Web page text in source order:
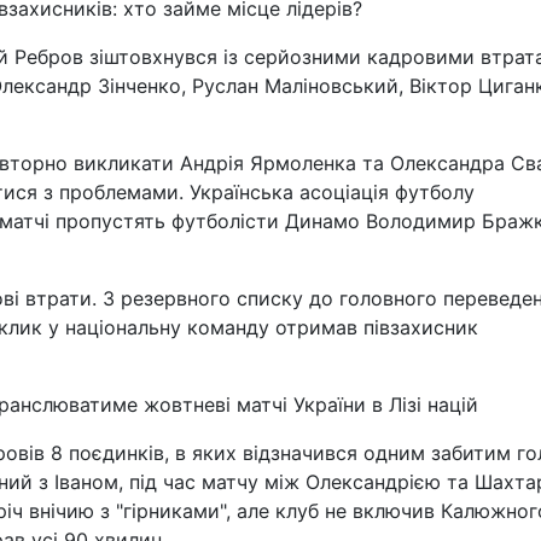
хто займе місце лідерів?
Ребров зіштовхнувся із серйозними кадровими
Зінченко, Руслан Маліновський, Віктор
викликати Андрія Ярмоленка та Олександра
з проблемами. Українська асоціація футболу
пропустять футболісти Динамо Володимир
втрати. З резервного списку до головного
у національну команду отримав півзахисник
жовтневі матчі України в Лізі націй
8 поєдинків, в яких відзначився одним забитим
з Іваном, під час матчу між Олександрією та
внічию з "гірниками", але клуб не включив